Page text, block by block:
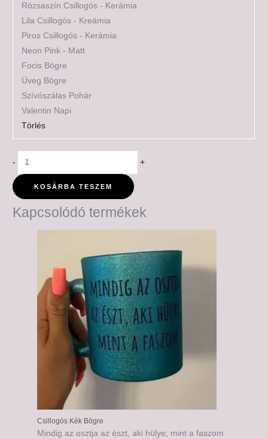
Rózsaszín Csillogós - Kerámia
Lila Csillogós - Kreámia
Piros Csillogós - Kerámia
Neon Pink - Matt
Focis Bögre
Üveg Bögre
Szívószálas Pohár
Valentin Napi
Törlés
- +
KOSÁRBA TESZEM
Kapcsolódó termékek
Csillogós Kék Bögre
Mindig az osztja az észt, aki hülye, mint a faszom
6,500 Ft